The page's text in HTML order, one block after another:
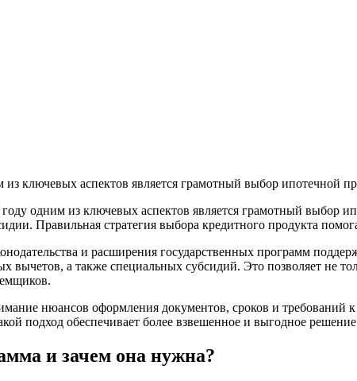
ключевых аспектов является грамотный выбор ипотечной
одним из ключевых аспектов является грамотный выбор
Правильная стратегия выбора кредитного продукта
и расширения государственных программ
вычетов, а также специальных субсидий. Это позволяет не
нюансов оформления документов, сроков и
подход обеспечивает более взвешенное и выгодное
и зачем она нужна?